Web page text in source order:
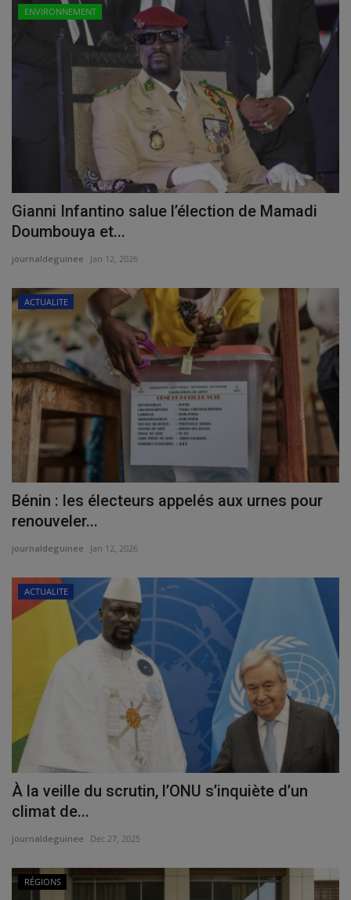
ENVIRONNEMENT
Gianni Infantino salue l’élection de Mamadi
Doumbouya et...
journaldeguinee Jan 12, 2026
ACTUALITE
Bénin : les électeurs appelés aux urnes pour
renouveler...
journaldeguinee Jan 12, 2026
ACTUALITE
À la veille du scrutin, l’ONU s’inquiète d’un
climat de...
journaldeguinee Dec 27, 2025
RÉGIONS